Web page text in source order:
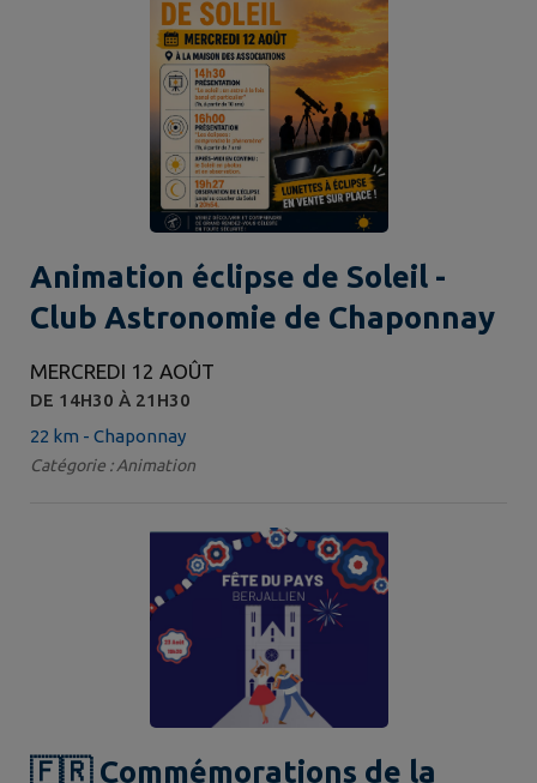
Animation éclipse de Soleil -
Club Astronomie de Chaponnay
MERCREDI 12 AOÛT
DE 14H30 À 21H30
22 km - Chaponnay
Catégorie : Animation
🇫🇷 Commémorations de la